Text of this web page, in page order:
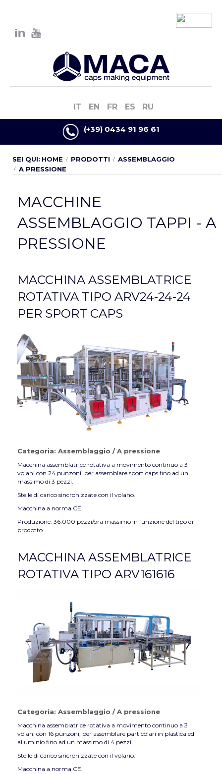
IT EN FR ES RU
(+39) 0434 91 96 61
SEI QUI: HOME PRODOTTI
ASSEMBLAGGIO
A PRESSIONE
MACCHINE
ASSEMBLAGGIO TAPPI - A
PRESSIONE
MACCHINA ASSEMBLATRICE
ROTATIVA TIPO ARV24-24-24
PER SPORT CAPS
Categoria: Assemblaggio /A pressione
Macchina assemblatrice rotativa a movimento continuo a 3
volani con 24 punzoni, per assemblare sport caps fino ad un
massimo di 3 pezzi.
Stelle di carico sincronizzate con il volano.
Macchina a norma CE.
Produzione: 36.000 pezzi/ora massimo in funzione del tipo di
prodotto
MACCHINA ASSEMBLATRICE
ROTATIVA TIPO ARV161616
Categoria: Assemblaggio /A pressione
Macchina assemblatrice rotativa a movimento continuo a 3
volani con 16 punzoni, per assemblare particolari in plastica ed
alluminio fino ad un massimo di 4 pezzi.
Stelle di carico sincronizzate con il volano.
Macchina a norma CE.